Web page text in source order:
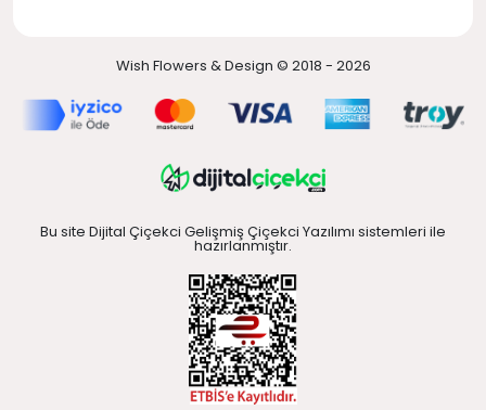
Wish Flowers & Design © 2018 - 2026
Bu site Dijital Çiçekci Gelişmiş Çiçekci Yazılımı sistemleri ile
hazırlanmıştır.